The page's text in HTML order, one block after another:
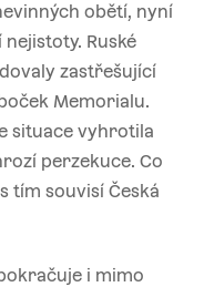
obětí, nyní
Ruské
zastřešující
Memorialu.
situace vyhrotila
perzekuce. Co
tím souvisí Česká
i mimo